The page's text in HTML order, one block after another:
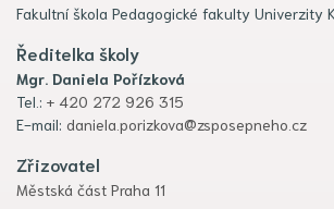
Fakultní škola Pedagogické fakulty Univerzity
Ředitelka školy
Mgr. Daniela Pořízková
Tel.: + 420 272 926 315
E-mail: daniela.porizkova@zsposepneho.cz
Zřizovatel
Městská část Praha 11